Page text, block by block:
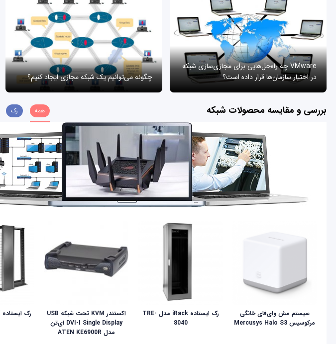
VMware چه راه‌حل‌هایی برای مجازی‌سازی شبکه
در اختیار سازمان‌ها قرار داده است؟
چگونه می‌توانیم یک شبکه مجازی ایجاد کنیم؟
بررسی و مقایسه محصولات شبکه همه رک
سیستم مش وای‌فای خانگی
مرکوسیس Mercusys Halo S3
رک ایستاده iRack مدل TRE-
8040
اکستندر KVM تحت شبکه USB
DVI-I Single Display ای‌تن
مدل ATEN KE6900R